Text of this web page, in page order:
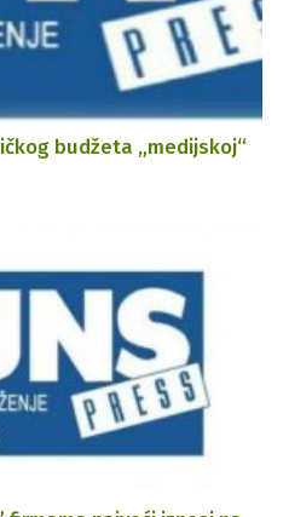
budžeta „medijskoj“